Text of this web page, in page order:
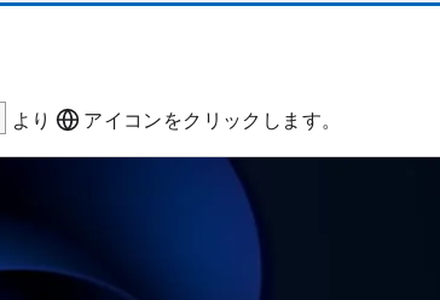
より アイコンをクリックします。